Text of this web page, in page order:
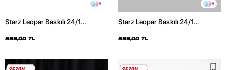
8
Starz Leopar Baskılı 24/1
599,00 TL
8
Starz Leopar Baskılı 24/1
599,00 TL